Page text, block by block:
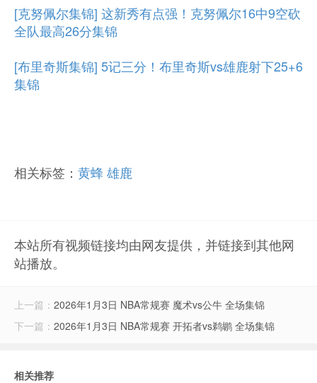
[克努佩尔集锦] 这新秀有点强！克努佩尔16中9空砍
全队最高26分集锦
[布里奇斯集锦] 5记三分！布里奇斯vs雄鹿射下25+6
集锦
相关标签： 黄蜂 雄鹿
本站所有视频链接均由网友提供，并链接到其他网
站播放。
上一篇： 2026年1月3日 NBA常规赛 魔术vs公牛 全场集锦
下一篇： 2026年1月3日 NBA常规赛 开拓者vs鹈鹕 全场集锦
相关推荐